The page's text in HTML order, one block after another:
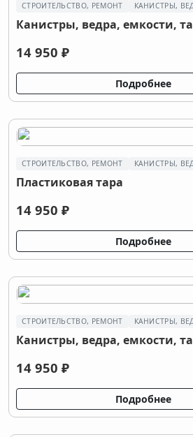
СТРОИТЕЛЬСТВО, РЕМОНТ КАНИСТРЫ,
Канистры, ведра, емкости,
14 950 ₽
Подробнее
СТРОИТЕЛЬСТВО, РЕМОНТ КАНИСТРЫ,
Пластиковая тара
14 950 ₽
Подробнее
СТРОИТЕЛЬСТВО, РЕМОНТ КАНИСТРЫ,
Канистры, ведра, емкости,
14 950 ₽
Подробнее